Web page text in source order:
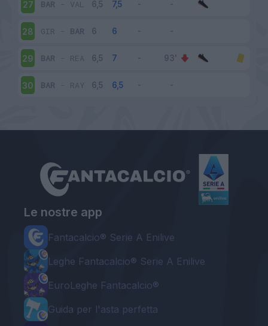
27 BAR - VAL
28 GIR - BAR
29 BAR - REA
30 BAR - RAY
Le nostre app
Fantacalcio® Serie A Enilive
Leghe Fantacalcio® Serie A Enilive
EuroLeghe Fantacalcio®
Guida per l'asta perfetta